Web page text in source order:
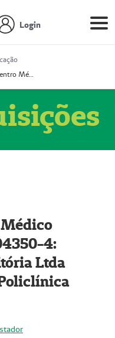
Login
Prestador Centro Médico Vitória Ltda, 51004350-4: Centro Médico Vitória Ltda (Nome Fantasia: Policlínica Master)
4:
Ltda